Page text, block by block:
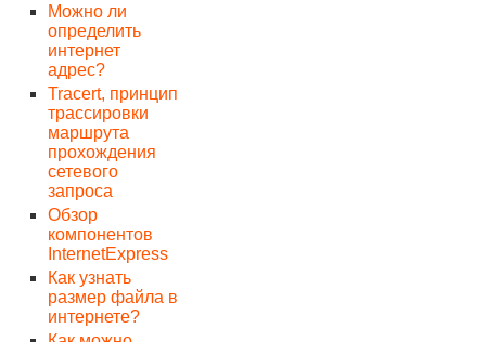
Можно ли
определить
интернет
адрес?
Traсert, принцип
трассировки
маршрута
прохождения
сетевого
запроса
Обзор
компонентов
InternetExpress
Как узнать
размер файла в
интернете?